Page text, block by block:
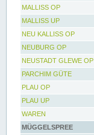
MALLISS OP
MALLISS UP
NEU KALLISS OP
NEUBURG OP
NEUSTADT GLEWE OP
PARCHIM GÜTE
PLAU OP
PLAU UP
WAREN
MÜGGELSPREE